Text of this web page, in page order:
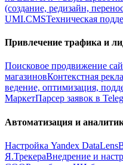
(создание, редизайн,
UMI.CMSТехническая
Привлечение трафика и
Поисковое продвижение
магазиновКонтекстная
ведение, оптимизация,
МаркетПарсер заявок в
Автоматизация и
Настройка Yandex DataLens
Я.ТрекераВнедрение и